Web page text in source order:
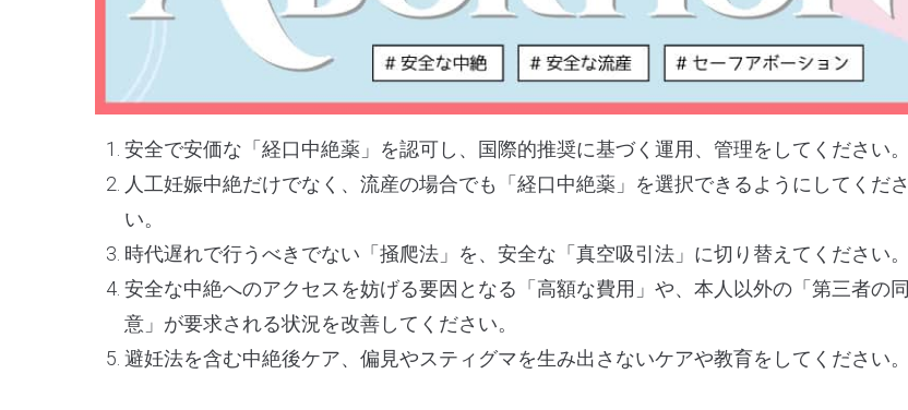
安全で安価な「経口中絶薬」を認可し、国際的推奨に基づく運用、管理をしてください。
人工妊娠中絶だけでなく、流産の場合でも「経口中絶薬」を選択できるようにしてくださ
い。
時代遅れで行うべきでない「掻爬法」を、安全な「真空吸引法」に切り替えてください。
安全な中絶へのアクセスを妨げる要因となる「高額な費用」や、本人以外の「第三者の同
意」が要求される状況を改善してください。
避妊法を含む中絶後ケア、偏見やスティグマを生み出さないケアや教育をしてください。